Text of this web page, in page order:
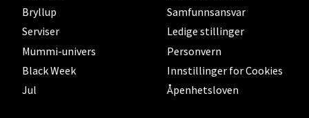
Bryllup
Serviser
Mummi-univers
Black Week
Jul
Samfunnsansvar
Ledige stillinger
Personvern
Innstillinger for Cookies
Åpenhetsloven
Sortland - Sortland Storsenter